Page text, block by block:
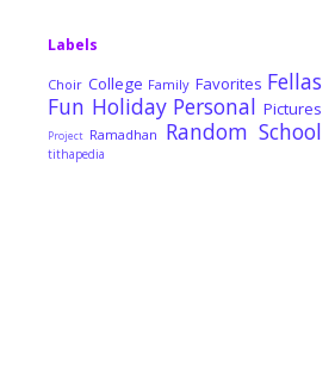
Labels
Choir College Family Favorites Fellas
Fun Holiday Personal Pictures
Project Ramadhan Random School
tithapedia